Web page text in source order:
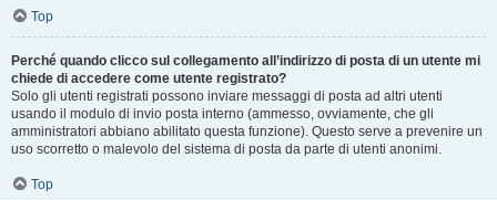
Top
Perché quando clicco sul collegamento all’indirizzo di posta di un utente mi
chiede di accedere come utente registrato?
Solo gli utenti registrati possono inviare messaggi di posta ad altri utenti
usando il modulo di invio posta interno (ammesso, ovviamente, che gli
amministratori abbiano abilitato questa funzione). Questo serve a prevenire un
uso scorretto o malevolo del sistema di posta da parte di utenti anonimi.
Top